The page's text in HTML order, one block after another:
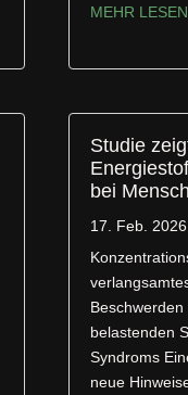
MEHR
Studie
bei
17. Feb. 2026
belastenden
Syndroms
neue